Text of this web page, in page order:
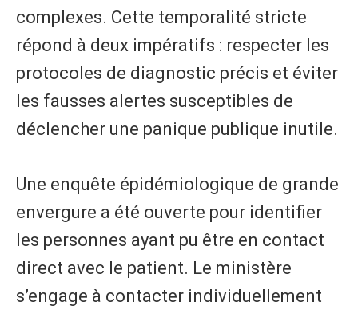
complexes. Cette temporalité stricte
répond à deux impératifs : respecter les
protocoles de diagnostic précis et éviter
les fausses alertes susceptibles de
déclencher une panique publique inutile.
Une enquête épidémiologique de grande
envergure a été ouverte pour identifier
les personnes ayant pu être en contact
direct avec le patient. Le ministère
s’engage à contacter individuellement